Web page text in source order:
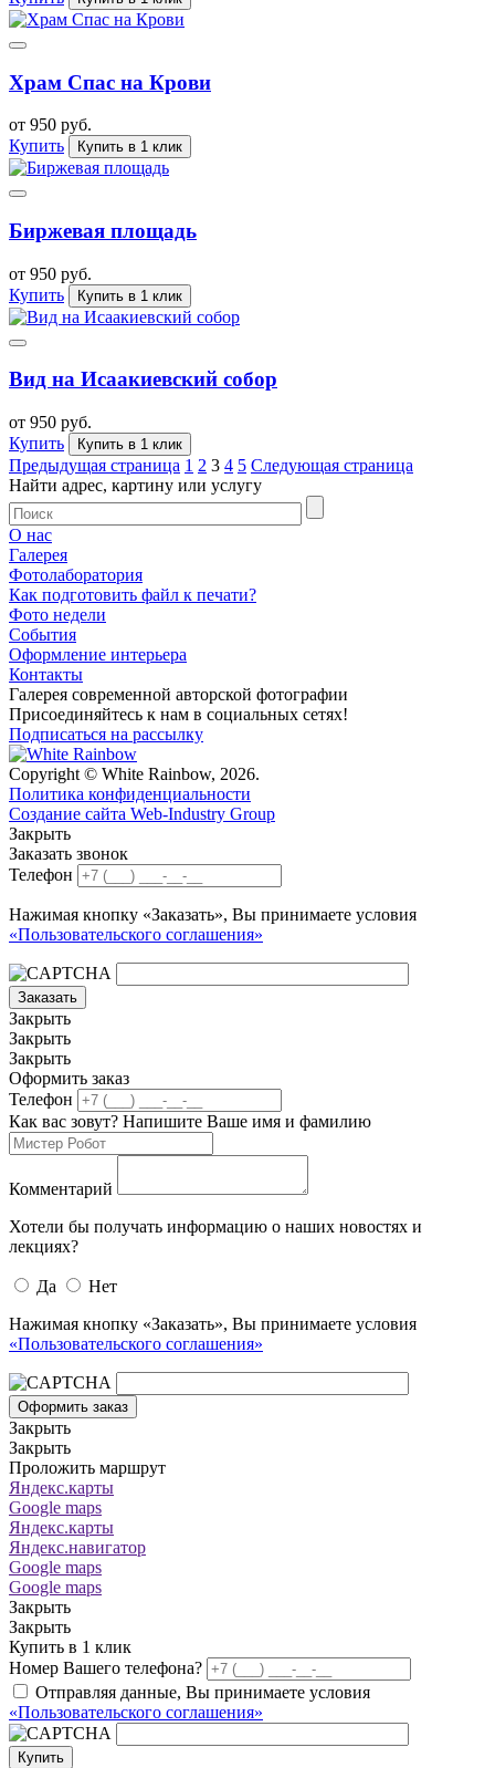
Храм Спас на Крови
от 950 руб.
Купить
Купить в 1 клик
Биржевая площадь
от 950 руб.
Купить
Купить в 1 клик
Вид на Исаакиевский собор
от 950 руб.
Купить
Купить в 1 клик
Предыдущая страница 1 2 3 4 5 Следующая страница
Найти адрес, картину или услугу
О нас
Галерея
Фотолаборатория
Как подготовить файл к печати?
Фото недели
События
Оформление интерьера
Контакты
Галерея современной авторской фотографии
Присоединяйтесь к нам в социальных сетях!
Подписаться на рассылку
Copyright © White Rainbow, 2026.
Политика конфиденциальности
Создание сайта Web-Industry Group
Закрыть
Заказать звонок
Телефон
Нажимая кнопку «Заказать», Вы принимаете условия
«Пользовательского соглашения»
Заказать
Закрыть
Закрыть
Закрыть
Оформить заказ
Телефон
Как вас зовут? Напишите Ваше имя и фамилию
Комментарий
Хотели бы получать информацию о наших новостях и
лекциях?
Да
Нет
Нажимая кнопку «Заказать», Вы принимаете условия
«Пользовательского соглашения»
Оформить заказ
Закрыть
Закрыть
Проложить маршрут
Яндекс.карты
Google maps
Яндекс.карты
Яндекс.навигатор
Google maps
Google maps
Закрыть
Закрыть
Купить в 1 клик
Номер Вашего телефона?
Отправляя данные, Вы принимаете условия
«Пользовательского соглашения»
Купить